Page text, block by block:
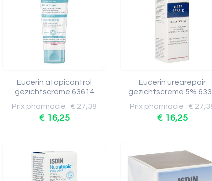
Eucerin atopicontrol
gezichtscreme 63614
Prix pharmacie : € 27,38
€ 16,25
Eucerin urearepair
gezichtscreme 5%
Prix pharmacie : €
€ 16,25